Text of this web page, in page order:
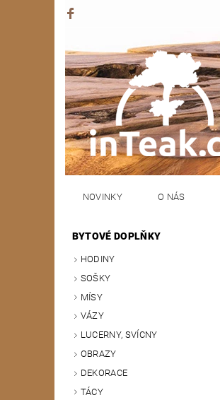
NOVINKY O NÁS
BYTOVÉ DOPLŇKY
HODINY
SOŠKY
MÍSY
VÁZY
LUCERNY, SVÍCNY
OBRAZY
DEKORACE
TÁCY